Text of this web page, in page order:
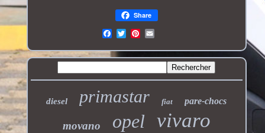
Share
diesel primastar fiat pare-chocs
movano opel vivaro